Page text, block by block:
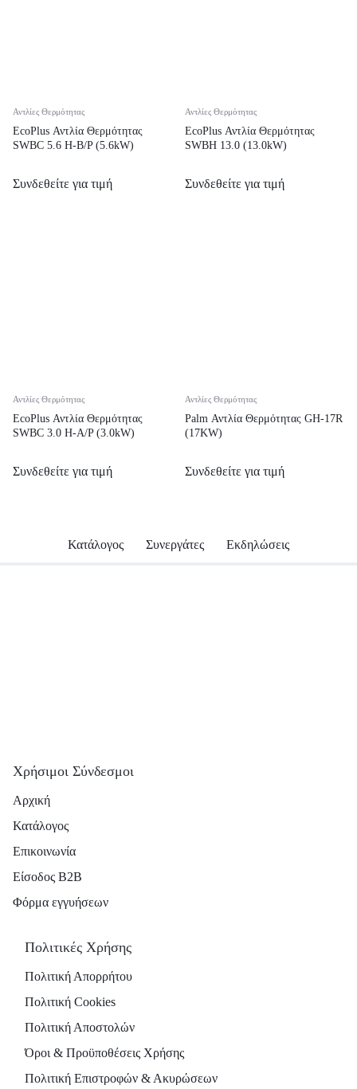
Αντλίες Θερμότητας
EcoPlus Αντλία Θερμότητας
SWBC 5.6 H-B/P (5.6kW)
Συνδεθείτε για τιμή
Αντλίες Θερμότητας
EcoPlus Αντλία Θερμότητας
SWBH 13.0 (13.0kW)
Συνδεθείτε για τιμή
Αντλίες Θερμότητας
EcoPlus Αντλία Θερμότητας
SWBC 3.0 H-A/P (3.0kW)
Συνδεθείτε για τιμή
Αντλίες Θερμότητας
Palm Αντλία Θερμότητας GH-17R
(17KW)
Συνδεθείτε για τιμή
Κατάλογος Συνεργάτες Εκδηλώσεις
Χρήσιμοι Σύνδεσμοι
Αρχική
Κατάλογος
Επικοινωνία
Είσοδος B2B
Φόρμα εγγυήσεων
Πολιτικές Χρήσης
Πολιτική Απορρήτου
Πολιτική Cookies
Πολιτική Αποστολών
Όροι & Προϋποθέσεις Χρήσης
Πολιτική Επιστροφών & Ακυρώσεων